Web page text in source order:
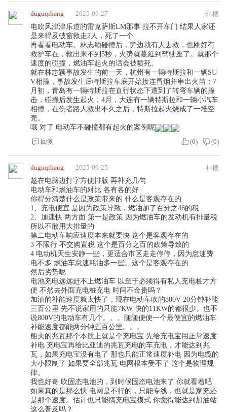
duguqihang 2025-09-27
64楼
电吹风津津乐道的雷克萨斯LM那事 拉不开车门 结果人家还
是来得及破窗救走2人，死了一个
再看看电动车。林志颖碰撞后，旁边就有人去救，也刚好有
救护车在，救出来不到5秒，火势就蔓延到驾驶座了。就那个
速度的碰撞，燃油车起火的话会被喷死。
就在林志颖事故发生的前一天，杭州有一辆特斯拉和一辆SU
V相撞，事故发生后特斯拉车底开始接连冒烟并串出火苗；7
月初，青岛有一辆特斯拉在直行状态下遭到了转弯车辆的撞
击，碰撞后发生起火；4月，大连有一辆特斯拉和一辆小汽车
相撞，在伤者路人救出不久之后，特斯拉起火烧成了一堆空
壳。
哦 对了 电动车不碰撞都有起火的案例呢
回复
(0) (0)
duguqihang 2025-09-25
44楼
趁在电脑边打字方便排版 再补充几句
电动车和燃油车的对比 各有各的好
你得分清楚什么是政策带来的 什么是客观存在的
1、充电便宜 是因为政策导致，燃油加了百分之46的税
2、加速快 两方面 第一是政策 因为燃油车的发动机有排量税
所以不敢用大排量的
第二电动车响应速度本来就要快 这个是客观存在的
3 不限行 不交购置税 这个是百分之百的政策导致的
4 电动机天生安静一些，更适合市区走走停停，因为怠速费
电不多 燃油车怠速耗油多一些。这个是客观存在的
然后劣势呢
电池充电远远赶不上燃油车 以至于必须得有私人充电桩才方
便 不然去外面充电桩充电 时间不金贵吗？
加油的补能速度就太快了，现在电动车吹的800V 20分钟补能
三百公里 先不说家用的只能7KW 快的11KW的都很少。也不
说800V的电动车有几个。。。随随便便一个最便宜的燃油车
补能速度都能两分钟五百公里。。。
船夫的兆瓦那个本质上就是个充电宝 先给充电宝用正常速度
补电 充电宝再给比亚迪的兆瓦充电的车充电，才能达到兆
瓦，如果充电宝没有电了 那也只能正常速度补电 因为电缆的
大小限制了 如果要全部兆瓦 电网根本受不了 这个是物理规
律。
我也好奇 吹固态电池的，到时候固态电池来了 你就看着吧
如果真的是那么快 电网是不行的，只能专线，也就是家充还
是那个速度。估计也只能搞充电宝模式 你觉得能达到加油站
这么普及吗？